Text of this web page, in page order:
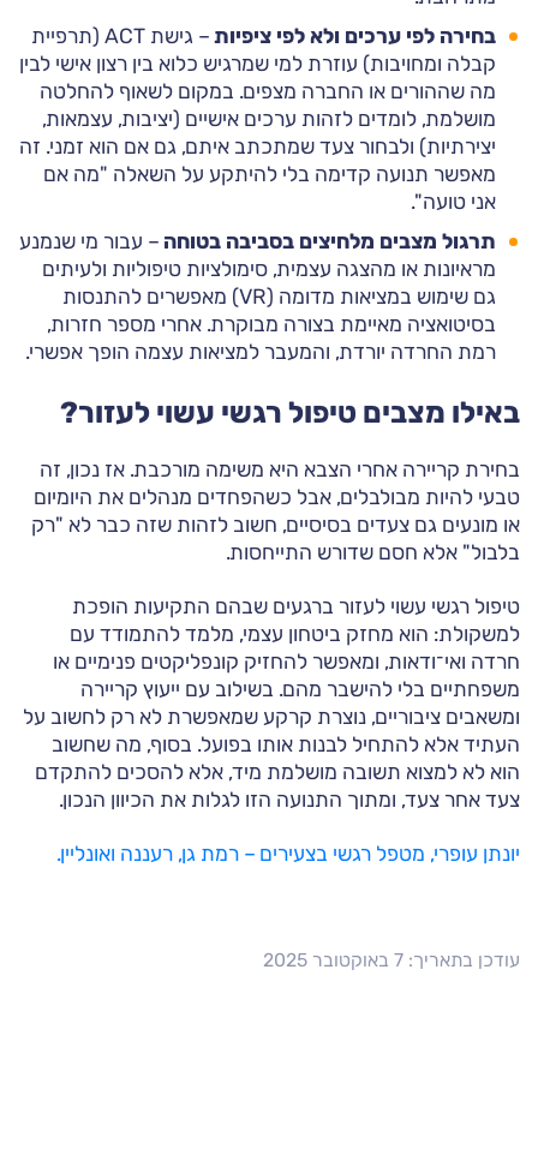
בחירה לפי ערכים ולא לפי ציפיות
– גישת ACT (תרפיית
קבלה ומחויבות) עוזרת למי שמרגיש כלוא בין רצון אישי לבין
מה שההורים או החברה מצפים. במקום לשאוף להחלטה
מושלמת, לומדים לזהות ערכים אישיים (יציבות, עצמאות,
יצירתיות) ולבחור צעד שמתכתב איתם, גם אם הוא זמני. זה
מאפשר תנועה קדימה בלי להיתקע על השאלה "מה אם
אני טועה".
תרגול מצבים מלחיצים בסביבה בטוחה – עבור מי שנמנע
מראיונות או מהצגה עצמית, סימולציות טיפוליות ולעיתים
גם שימוש במציאות מדומה (VR) מאפשרים להתנסות
בסיטואציה מאיימת בצורה מבוקרת. אחרי מספר חזרות,
רמת החרדה יורדת, והמעבר למציאות עצמה הופך אפשרי.
באילו מצבים טיפול רגשי עשוי לעזור?
בחירת קריירה אחרי הצבא היא משימה מורכבת. אז נכון, זה
טבעי להיות מבולבלים, אבל כשהפחדים מנהלים את היומיום
או מונעים גם צעדים בסיסיים, חשוב לזהות שזה כבר לא "רק
בלבול" אלא חסם שדורש התייחסות.
טיפול רגשי עשוי לעזור ברגעים שבהם התקיעות הופכת
למשקולת: הוא מחזק ביטחון עצמי, מלמד להתמודד עם
חרדה ואי־ודאות, ומאפשר להחזיק קונפליקטים פנימיים או
משפחתיים בלי להישבר מהם. בשילוב עם ייעוץ קריירה
ומשאבים ציבוריים, נוצרת קרקע שמאפשרת לא רק לחשוב על
העתיד אלא להתחיל לבנות אותו בפועל. בסוף, מה שחשוב
הוא לא למצוא תשובה מושלמת מיד, אלא להסכים להתקדם
צעד אחר צעד, ומתוך התנועה הזו לגלות את הכיוון הנכון.
יונתן עופרי, מטפל רגשי בצעירים – רמת גן, רעננה ואונליין.
עודכן בתאריך: 7 באוקטובר 2025